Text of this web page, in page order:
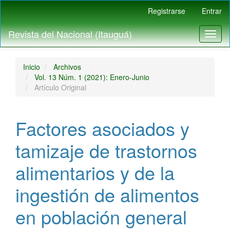
Contenido
principal
Barra
Registrarse Entrar
Revista del Nacional (Itauguá)
Inicio
Archivos
Vol. 13 Núm. 1 (2021): Enero-Junio
Artículo Original
Factores asociados y
tamizaje de trastornos
alimentarios y de la
ingestión de alimentos
en población general